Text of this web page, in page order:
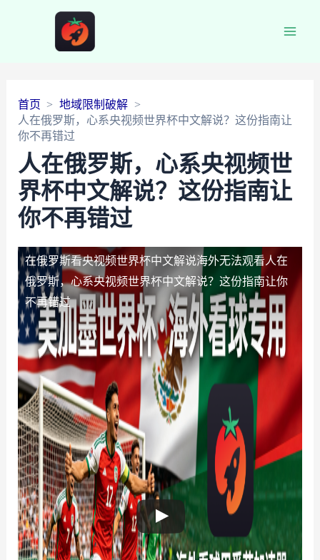
首页
地域限制破解
人在俄罗斯，心系央视频世界杯中文解说？这份指南让
你不再错过
人在俄罗斯，心系央视频世
界杯中文解说？这份指南让
你不再错过
在俄罗斯看央视频世界杯中文解说海外无法观看人在
俄罗斯，心系央视频世界杯中文解说？这份指南让你
不再错过